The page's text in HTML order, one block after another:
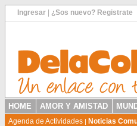
Ingresar ¿Sos nuevo? Registrate
HOME AMOR Y AMISTAD
Agenda de Actividades | Noticias